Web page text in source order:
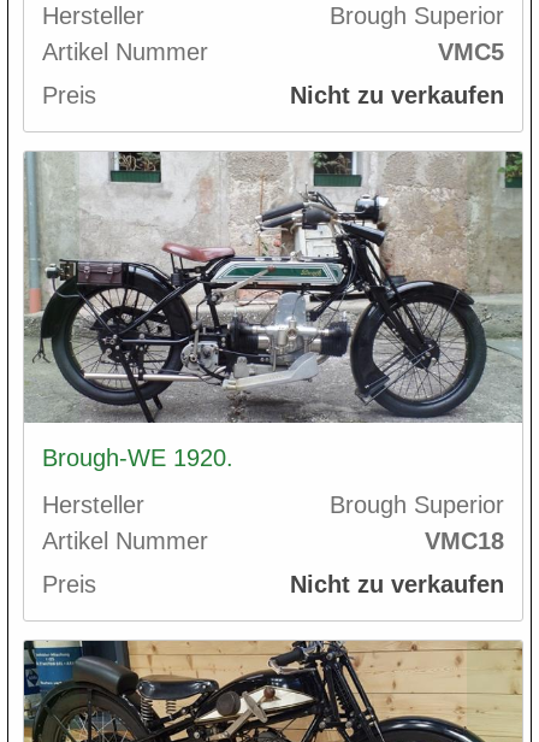
Hersteller
Brough Superior
Artikel Nummer
VMC5
Preis
Nicht zu verkaufen
Brough-WE 1920.
Hersteller
Brough Superior
Artikel Nummer
VMC18
Preis
Nicht zu verkaufen